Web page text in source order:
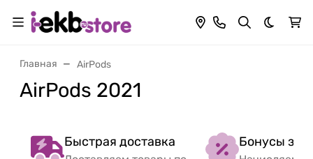
Темная
Главная AirPods
AirPods 2021
Быстрая доставка Бонусы за